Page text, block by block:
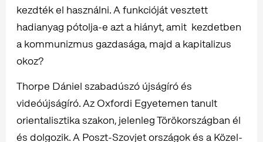
kezdték el használni. A funkcióját vesztett
hadianyag pótolja-e azt a hiányt, amit kezdetben
a kommunizmus gazdasága, majd a kapitalizus
okoz?
Thorpe Dániel szabadúszó újságíró és
videóújságíró. Az Oxfordi Egyetemen tanult
orientalisztika szakon, jelenleg Törökországban él
és dolgozik. A Poszt-Szovjet országok és a Közel-